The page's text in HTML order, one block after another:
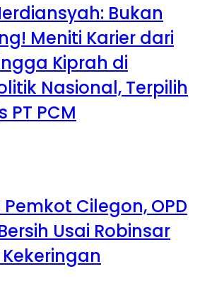
Bukan
Meniti Karier dari
Kiprah di
Nasional, Terpilih
PT PCM
Cilegon, OPD
Usai Robinsar